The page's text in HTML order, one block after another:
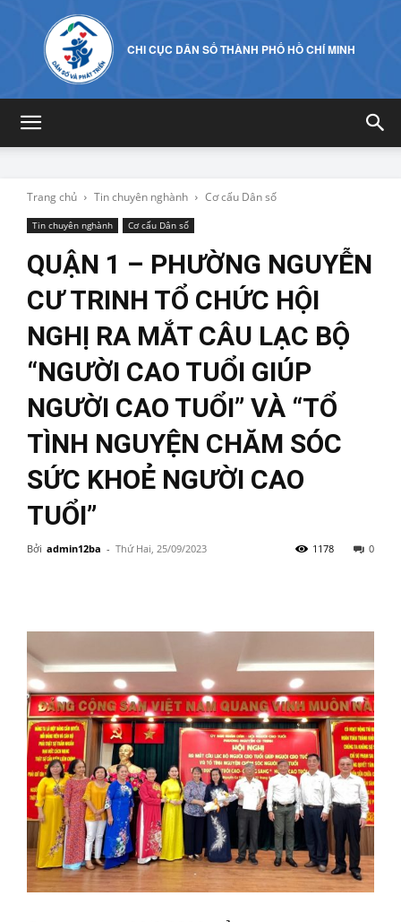
CHI CỤC DÂN SỐ THÀNH PHỐ HỒ CHÍ MINH
Trang chủ Tin chuyên nghành Cơ cấu Dân số
Tin chuyên nghành Cơ cấu Dân số
QUẬN 1 – PHƯỜNG NGUYỄN
CƯ TRINH TỔ CHỨC HỘI
NGHỊ RA MẮT CÂU LẠC BỘ
“NGƯỜI CAO TUỔI GIÚP
NGƯỜI CAO TUỔI” VÀ “TỔ
TÌNH NGUYỆN CHĂM SÓC
SỨC KHOẺ NGƯỜI CAO
TUỔI”
Bởi admin12ba - Thứ Hai, 25/09/2023 0
1178